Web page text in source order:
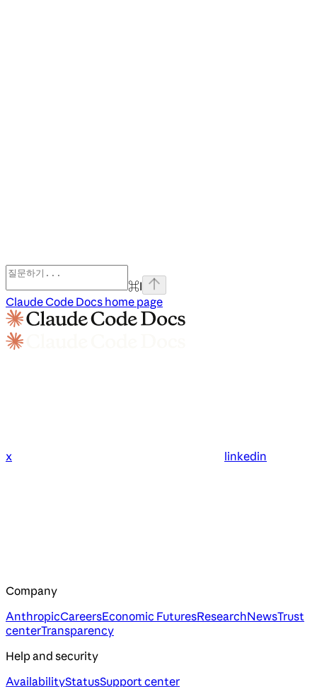
⌘I
Claude Code Docs home page
x linkedin
Company
AnthropicCareersEconomic FuturesResearchNewsTrust
centerTransparency
Help and security
AvailabilityStatusSupport center